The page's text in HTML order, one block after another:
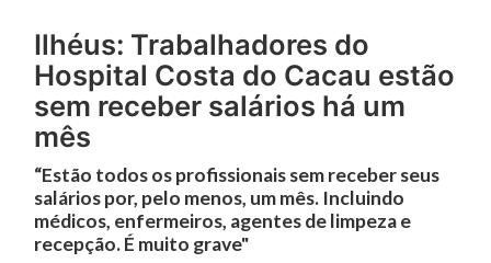
Ilhéus: Trabalhadores do
Hospital Costa do Cacau estão
sem receber salários há um
mês
“Estão todos os profissionais sem receber seus
salários por, pelo menos, um mês. Incluindo
médicos, enfermeiros, agentes de limpeza e
recepção. É muito grave"